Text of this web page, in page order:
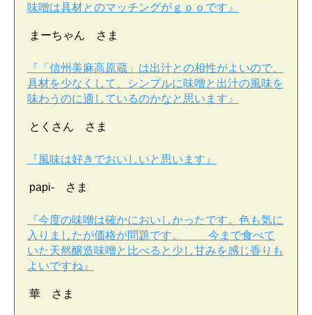
味噌は具材とのマッチングがｇｏｏです』
まーちゃん さま
『「信州美麻高原蔵」は出汁との相性がよいので、
具材を少なくして、シンプルに味噌と出汁の風味を
味わうのに適しているのかなと思います』
とくさん さま
『風味は好きでおいしいと思います』
papi- さま
『今度の味噌は確かにおいしかったです。色も気に
入りましたが価格が問題です。 今まで食べて
いた天然醸造味噌と比べると少し甘みを感じ香りも
よいですね』
華 さま